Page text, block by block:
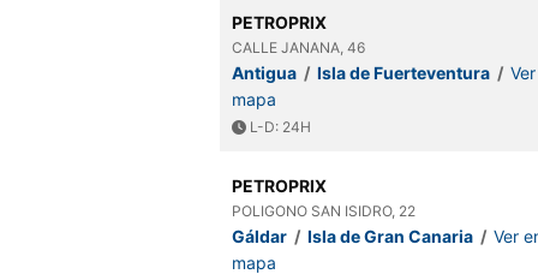
PETROPRIX
CALLE JANANA, 46
Antigua / Isla de Fuerteventura /
mapa
L-D: 24H
PETROPRIX
POLIGONO SAN ISIDRO, 22
Gáldar / Isla de Gran Canaria / Ver
mapa